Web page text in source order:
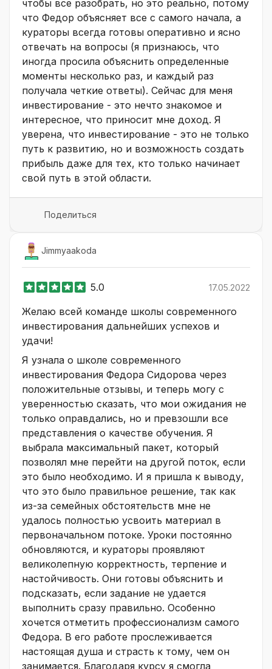
чтобы все разобрать, но это реально, потому
что Федор объясняет все с самого начала, а
кураторы всегда готовы оперативно и ясно
отвечать на вопросы (я признаюсь, что
иногда просила объяснить определенные
моменты несколько раз, и каждый раз
получала четкие ответы). Сейчас для меня
инвестирование - это нечто знакомое и
интересное, что приносит мне доход. Я
уверена, что инвестирование - это не только
путь к развитию, но и возможность создать
прибыль даже для тех, кто только начинает
свой путь в этой области.
Поделиться
Jimmyaakoda
5.0 17.05.2022
Желаю всей команде школы современного
инвестирования дальнейших успехов и
удачи!
Я узнала о школе современного
инвестирования Федора Сидорова через
положительные отзывы, и теперь могу с
уверенностью сказать, что мои ожидания не
только оправдались, но и превзошли все
представления о качестве обучения. Я
выбрала максимальный пакет, который
позволял мне перейти на другой поток, если
это было необходимо. И я пришла к выводу,
что это было правильное решение, так как
из-за семейных обстоятельств мне не
удалось полностью усвоить материал в
первоначальном потоке. Уроки постоянно
обновляются, и кураторы проявляют
великолепную корректность, терпение и
настойчивость. Они готовы объяснить и
подсказать, если задание не удается
выполнить сразу правильно. Особенно
хочется отметить профессионализм самого
Федора. В его работе прослеживается
настоящая душа и страсть к тому, чем он
занимается. Благодаря курсу я смогла